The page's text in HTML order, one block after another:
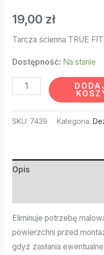
19,00 zł
Tarcza ścienna TRUE
Dostępność: Na stanie
SKU: 7439 Kategoria:
Opis
Eliminuje potrzebę
powierzchni przed
gdyż zasłania